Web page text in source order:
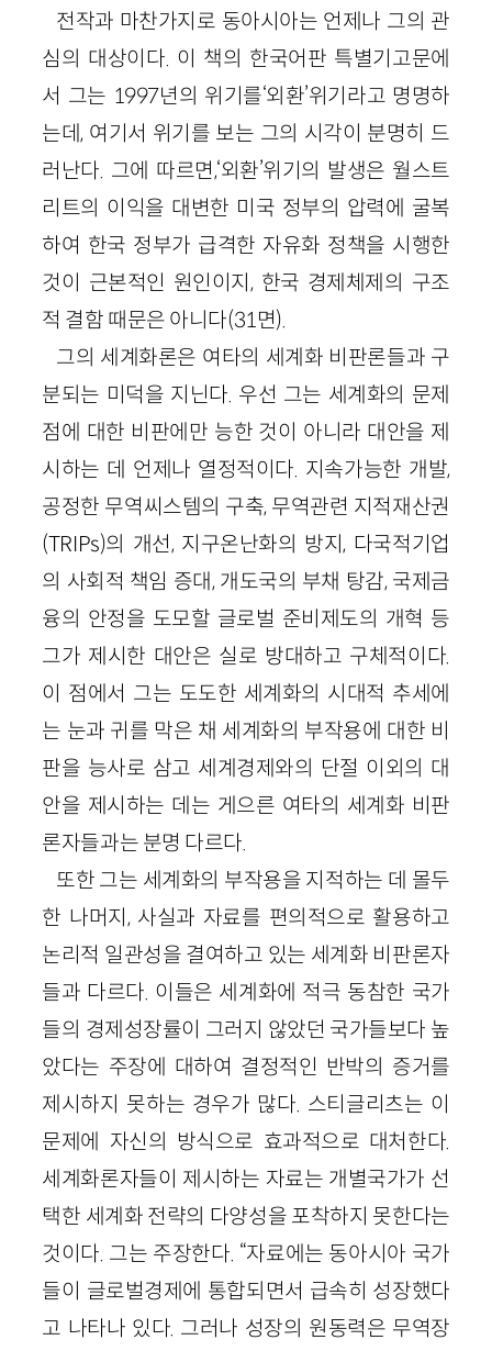
전작과 마찬가지로 동아시아는 언제나 그의 관
심의 대상이다. 이 책의 한국어판 특별기고문에
서 그는 1997년의 위기를‘외환’위기라고 명명하
는데, 여기서 위기를 보는 그의 시각이 분명히 드
러난다. 그에 따르면,‘외환’위기의 발생은 월스트
리트의 이익을 대변한 미국 정부의 압력에 굴복
하여 한국 정부가 급격한 자유화 정책을 시행한
것이 근본적인 원인이지, 한국 경제체제의 구조
적 결함 때문은 아니다(31면).
그의 세계화론은 여타의 세계화 비판론들과 구
분되는 미덕을 지닌다. 우선 그는 세계화의 문제
점에 대한 비판에만 능한 것이 아니라 대안을 제
시하는 데 언제나 열정적이다. 지속가능한 개발,
공정한 무역씨스템의 구축, 무역관련 지적재산권
(TRIPs)의 개선, 지구온난화의 방지, 다국적기업
의 사회적 책임 증대, 개도국의 부채 탕감, 국제금
융의 안정을 도모할 글로벌 준비제도의 개혁 등
그가 제시한 대안은 실로 방대하고 구체적이다.
이 점에서 그는 도도한 세계화의 시대적 추세에
는 눈과 귀를 막은 채 세계화의 부작용에 대한 비
판을 능사로 삼고 세계경제와의 단절 이외의 대
안을 제시하는 데는 게으른 여타의 세계화 비판
론자들과는 분명 다르다.
또한 그는 세계화의 부작용을 지적하는 데 몰두
한 나머지, 사실과 자료를 편의적으로 활용하고
논리적 일관성을 결여하고 있는 세계화 비판론자
들과 다르다. 이들은 세계화에 적극 동참한 국가
들의 경제성장률이 그러지 않았던 국가들보다 높
았다는 주장에 대하여 결정적인 반박의 증거를
제시하지 못하는 경우가 많다. 스티글리츠는 이
문제에 자신의 방식으로 효과적으로 대처한다.
세계화론자들이 제시하는 자료는 개별국가가 선
택한 세계화 전략의 다양성을 포착하지 못한다는
것이다. 그는 주장한다. “자료에는 동아시아 국가
들이 글로벌경제에 통합되면서 급속히 성장했다
고 나타나 있다. 그러나 성장의 원동력은 무역장